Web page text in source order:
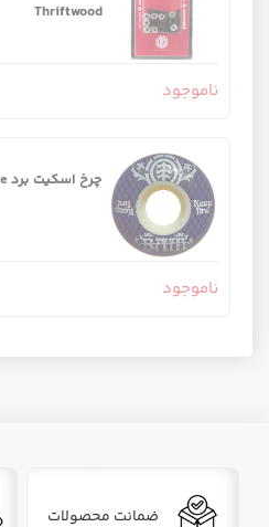
Thriftwood
ناموجود
چرخ اسکیت برد Element Keep Fire
ناموجود
ضمانت محصولات